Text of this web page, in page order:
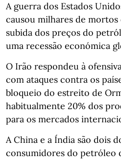
A guerra dos Estados
causou milhares de
subida dos preços do
uma recessão económica
O Irão respondeu à
com ataques contra os
bloqueio do estreito de
habitualmente 20% dos
para os mercados
A China e a Índia são dois
consumidores do petróleo